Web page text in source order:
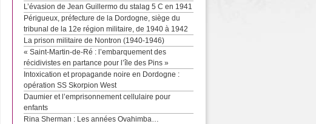
L’évasion de Jean Guillermo du stalag 5 C en 1941
Périgueux, préfecture de la Dordogne, siège du
tribunal de la 12e région militaire, de 1940 à 1942
La prison militaire de Nontron (1940-1946)
« Saint-Martin-de-Ré : l’embarquement des
récidivistes en partance pour l’île des Pins »
Intoxication et propagande noire en Dordogne :
opération SS Skorpion West
Daumier et l’emprisonnement cellulaire pour
enfants
Rina Sherman : Les années Ovahimba…